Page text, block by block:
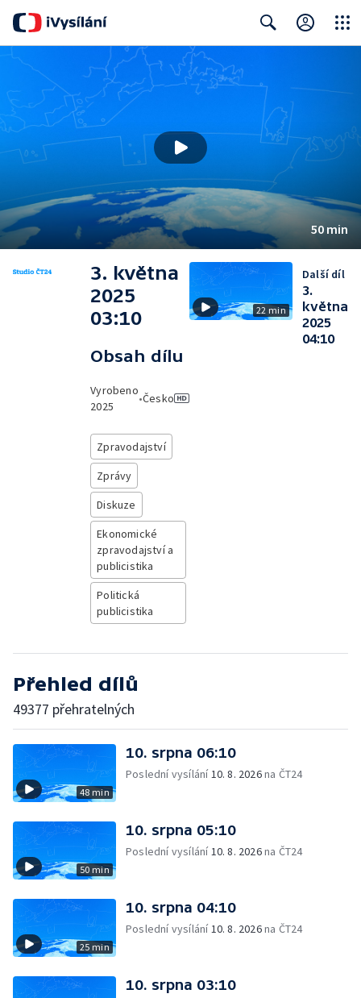
50 min
3. května
2025
03:10
Obsah dílu
Vyrobeno
2025
•Česko
Zpravodajství
Zprávy
Diskuze
Ekonomické
zpravodajství a
publicistika
Politická
publicistika
22 min
Další díl
3.
května
2025
04:10
Přehled dílů
49377 přehratelných
48 min
10. srpna 06:10
Poslední vysílání10. 8. 2026na ČT24
50 min
10. srpna 05:10
Poslední vysílání10. 8. 2026na ČT24
25 min
10. srpna 04:10
Poslední vysílání10. 8. 2026na ČT24
10. srpna 03:10